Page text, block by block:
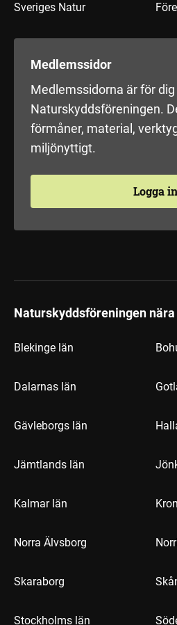
Sveriges Natur
Medlemssidor
Medlemssidorna är för
Naturskyddsföreningen.
förmåner, material,
miljönyttigt.
Logga in
Naturskyddsföreningen
Blekinge län
Dalarnas län
Gävleborgs län
Jämtlands län
Kalmar län
Norra Älvsborg
Skaraborg
Stockholms län